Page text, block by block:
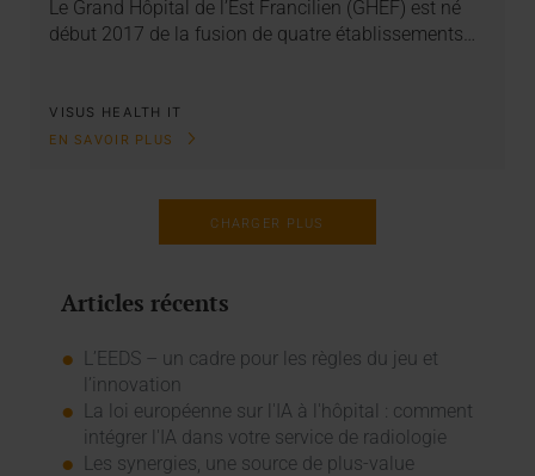
Le Grand Hôpital de l’Est Francilien (GHEF) est né
début 2017 de la fusion de quatre établissements…
VISUS HEALTH IT
EN SAVOIR PLUS
CHARGER PLUS
Articles récents
L’EEDS – un cadre pour les règles du jeu et
l’innovation
La loi européenne sur l'IA à l'hôpital : comment
intégrer l'IA dans votre service de radiologie
Les synergies, une source de plus-value